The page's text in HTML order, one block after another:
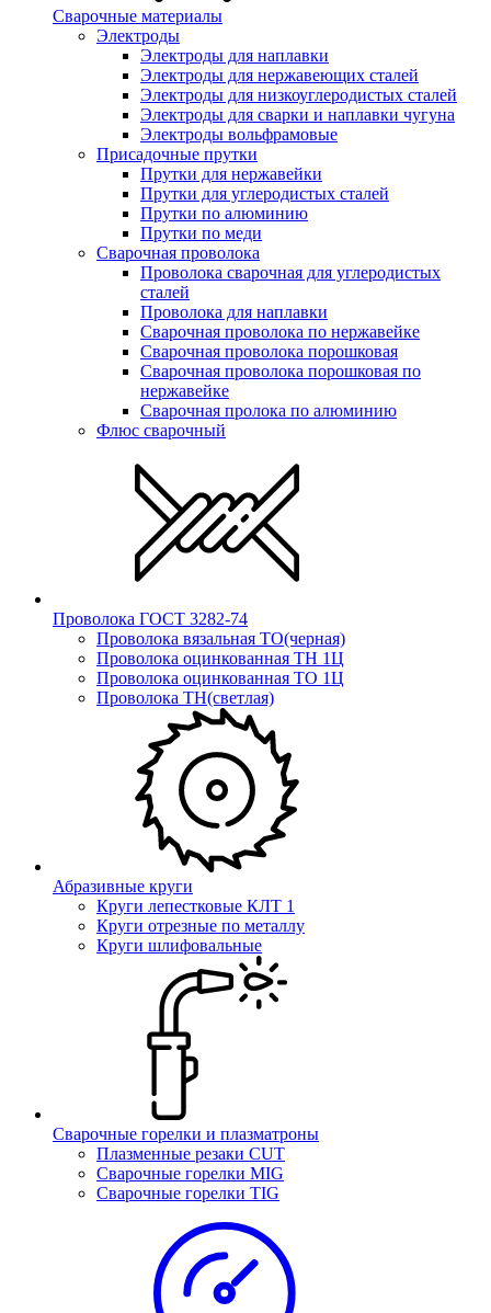
Сварочные материалы
Электроды
Электроды для наплавки
Электроды для нержавеющих сталей
Электроды для низкоуглеродистых сталей
Электроды для сварки и наплавки чугуна
Электроды вольфрамовые
Присадочные прутки
Прутки для нержавейки
Прутки для углеродистых сталей
Прутки по алюминию
Прутки по меди
Сварочная проволока
Проволока сварочная для углеродистых
сталей
Проволока для наплавки
Сварочная проволока по нержавейке
Сварочная проволока порошковая
Сварочная проволока порошковая по
нержавейке
Сварочная пролока по алюминию
Флюс сварочный
Проволока ГОСТ 3282-74
Проволока вязальная ТО(черная)
Проволока оцинкованная ТН 1Ц
Проволока оцинкованная ТО 1Ц
Проволока ТН(светлая)
Абразивные круги
Круги лепестковые КЛТ 1
Круги отрезные по металлу
Круги шлифовальные
Сварочные горелки и плазматроны
Плазменные резаки CUT
Сварочные горелки MIG
Сварочные горелки TIG